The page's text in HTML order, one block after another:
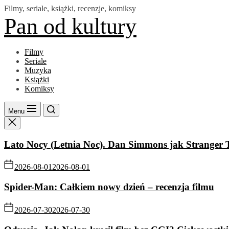
Skip
to
the
content
Filmy, seriale, książki, recenzje, komiksy
Pan od kultury
Filmy
Seriale
Muzyka
Książki
Komiksy
Menu
Lato Nocy (Letnia Noc). Dan Simmons jak Stranger
2026-08-012026-08-01
Spider-Man: Całkiem nowy dzień – recenzja filmu
2026-07-302026-07-30